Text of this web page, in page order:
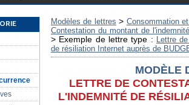
Modèles de lettres > Consommation
Contestation du montant de
> Exemple de lettre type : Lettre
de résiliation Internet auprès de
MODÈLE
LETTRE DE
L'INDEMNITÉ DE